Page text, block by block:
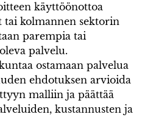
käyttöönottoa
tai kolmannen sektorin
parempia tai
palvelu.
ostamaan palvelua
ehdotuksen arvioida
malliin ja päättää
kustannusten ja